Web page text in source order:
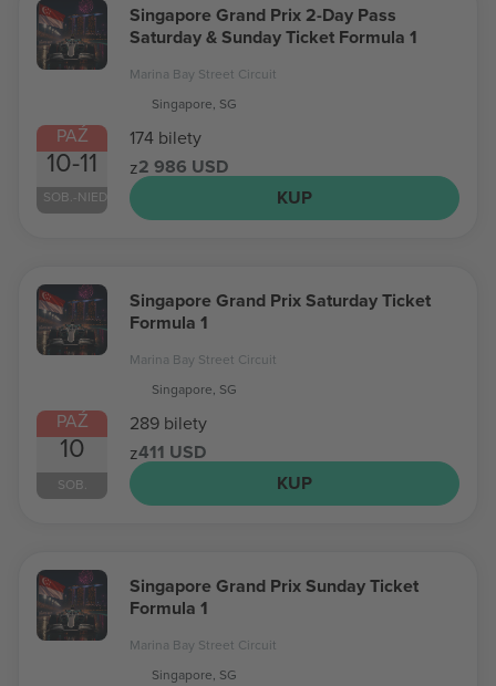
PAŹ
10-11
SOB.-NIEDZ.
Singapore Grand Prix 2-Day Pass
Saturday & Sunday Ticket Formula 1
Marina Bay Street Circuit
Singapore, SG
174 bilety
z2 986 USD
KUP
PAŹ
10
SOB.
Singapore Grand Prix Saturday Ticket
Formula 1
Marina Bay Street Circuit
Singapore, SG
289 bilety
z411 USD
KUP
Singapore Grand Prix Sunday Ticket
Formula 1
Marina Bay Street Circuit
Singapore, SG